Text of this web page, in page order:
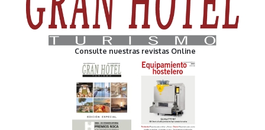
Consulte nuestras revistas Online